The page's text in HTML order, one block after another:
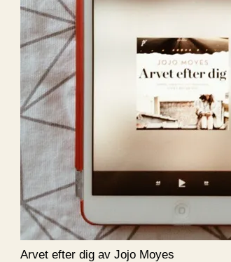
Arvet efter dig av Jojo Moyes